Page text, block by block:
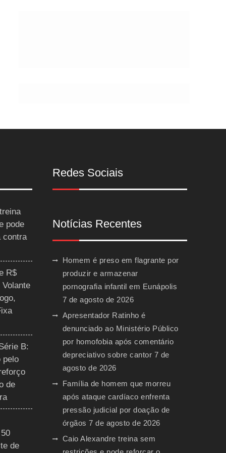
pode
contra
R$
B:
pelo
de
de
Redes Sociais
Notícias Recentes
Homem é preso em flagrante por
produzir e armazenar
pornografia infantil em Eunápolis
7 de agosto de 2026
Apresentador Ratinho é
denunciado ao Ministério Público
por homofobia após comentário
depreciativo sobre cantor 7 de
agosto de 2026
Família de homem que morreu
após ataque cardíaco enfrenta
pressão judicial por doação de
órgãos 7 de agosto de 2026
Caio Alexandre treina sem